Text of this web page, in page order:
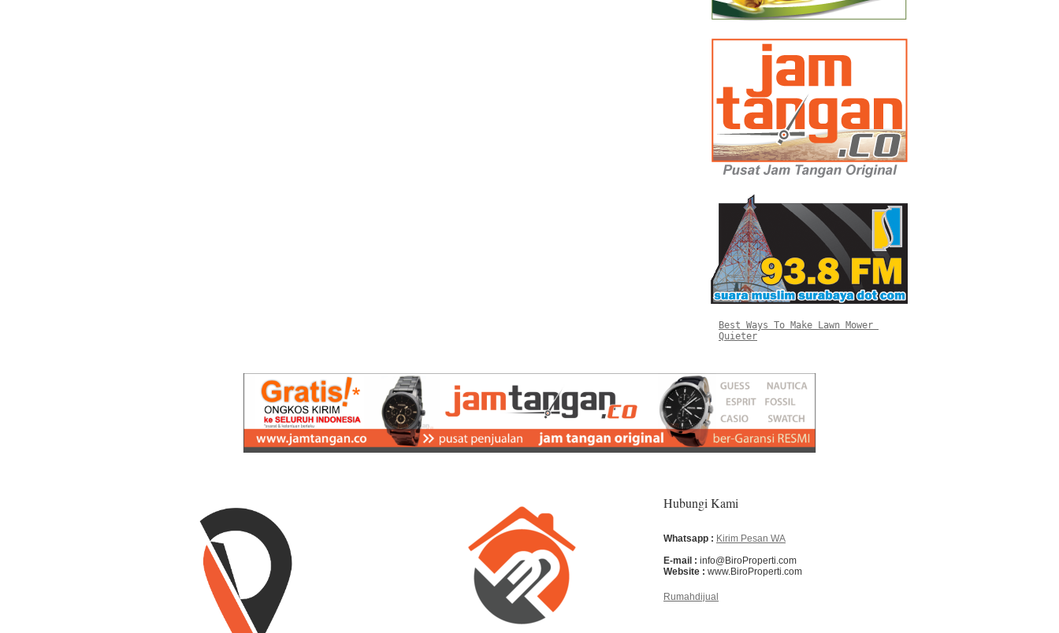
Best Ways To Make Lawn Mower
Quieter
Hubungi Kami
Whatsapp : Kirim Pesan WA
E-mail : info@BiroProperti.com
Website : www.BiroProperti.com
Rumahdijual